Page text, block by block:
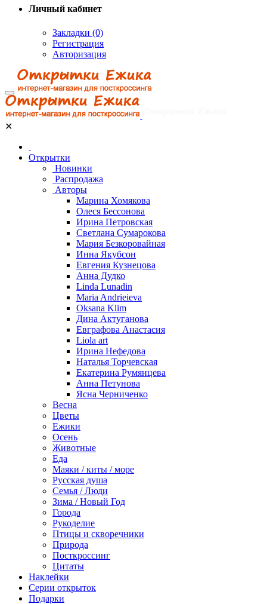
Личный кабинет
Закладки (0)
Регистрация
Авторизация
✕
Открытки
Новинки
Распродажа
Авторы
Марина Хомякова
Олеся Бессонова
Ирина Петровская
Светлана Сумарокова
Мария Безкоровайная
Инна Якубсон
Евгения Кузнецова
Анна Дудко
Linda Lunadin
Maria Andrieieva
Oksana Klim
Дина Актуганова
Евграфова Анастасия
Liola art
Ирина Нефедова
Наталья Торчевская
Екатерина Румянцева
Анна Петунова
Ясна Черниченко
Весна
Цветы
Ежики
Осень
Животные
Еда
Маяки / киты / море
Русская душа
Семья / Люди
Зима / Новый Год
Города
Рукоделие
Птицы и скворечники
Природа
Посткроссинг
Цитаты
Наклейки
Серии открыток
Подарки